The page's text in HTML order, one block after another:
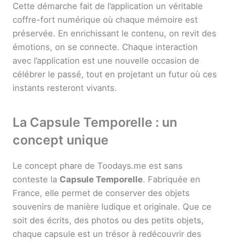
Cette démarche fait de l’application un véritable
coffre-fort numérique où chaque mémoire est
préservée. En enrichissant le contenu, on revit des
émotions, on se connecte. Chaque interaction
avec l’application est une nouvelle occasion de
célébrer le passé, tout en projetant un futur où ces
instants resteront vivants.
La Capsule Temporelle : un
concept unique
Le concept phare de Toodays.me est sans
conteste la Capsule Temporelle. Fabriquée en
France, elle permet de conserver des objets
souvenirs de manière ludique et originale. Que ce
soit des écrits, des photos ou des petits objets,
chaque capsule est un trésor à redécouvrir des